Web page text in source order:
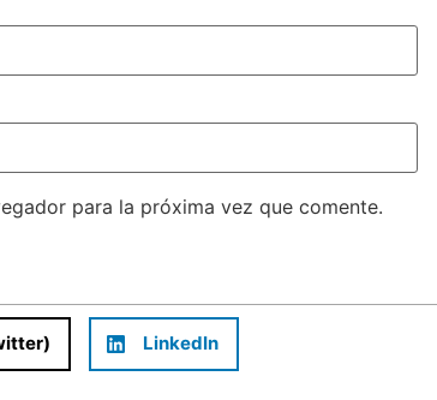
para la próxima vez que comente.
LinkedIn